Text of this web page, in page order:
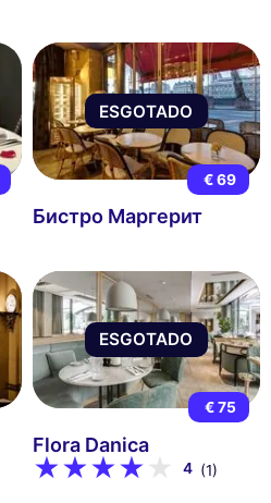
ESGOTADO
€ 69
Бистро Маргерит
ESGOTADO
€ 75
Flora Danica
4 (1)